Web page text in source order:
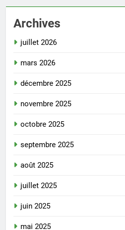
Archives
juillet 2026
mars 2026
décembre 2025
novembre 2025
octobre 2025
septembre 2025
août 2025
juillet 2025
juin 2025
mai 2025